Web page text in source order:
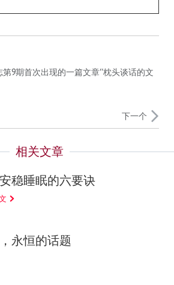
第9期首次出现的一篇文章“枕头谈话的文
下一个
稳睡眠的六要诀
永恒的话题